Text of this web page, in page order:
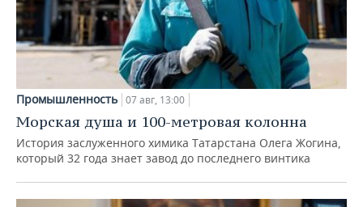
Промышленность 07 авг, 13:00
Морская душа и 100-метровая колонна
История заслуженного химика Татарстана Олега Жогина,
который 32 года знает завод до последнего винтика